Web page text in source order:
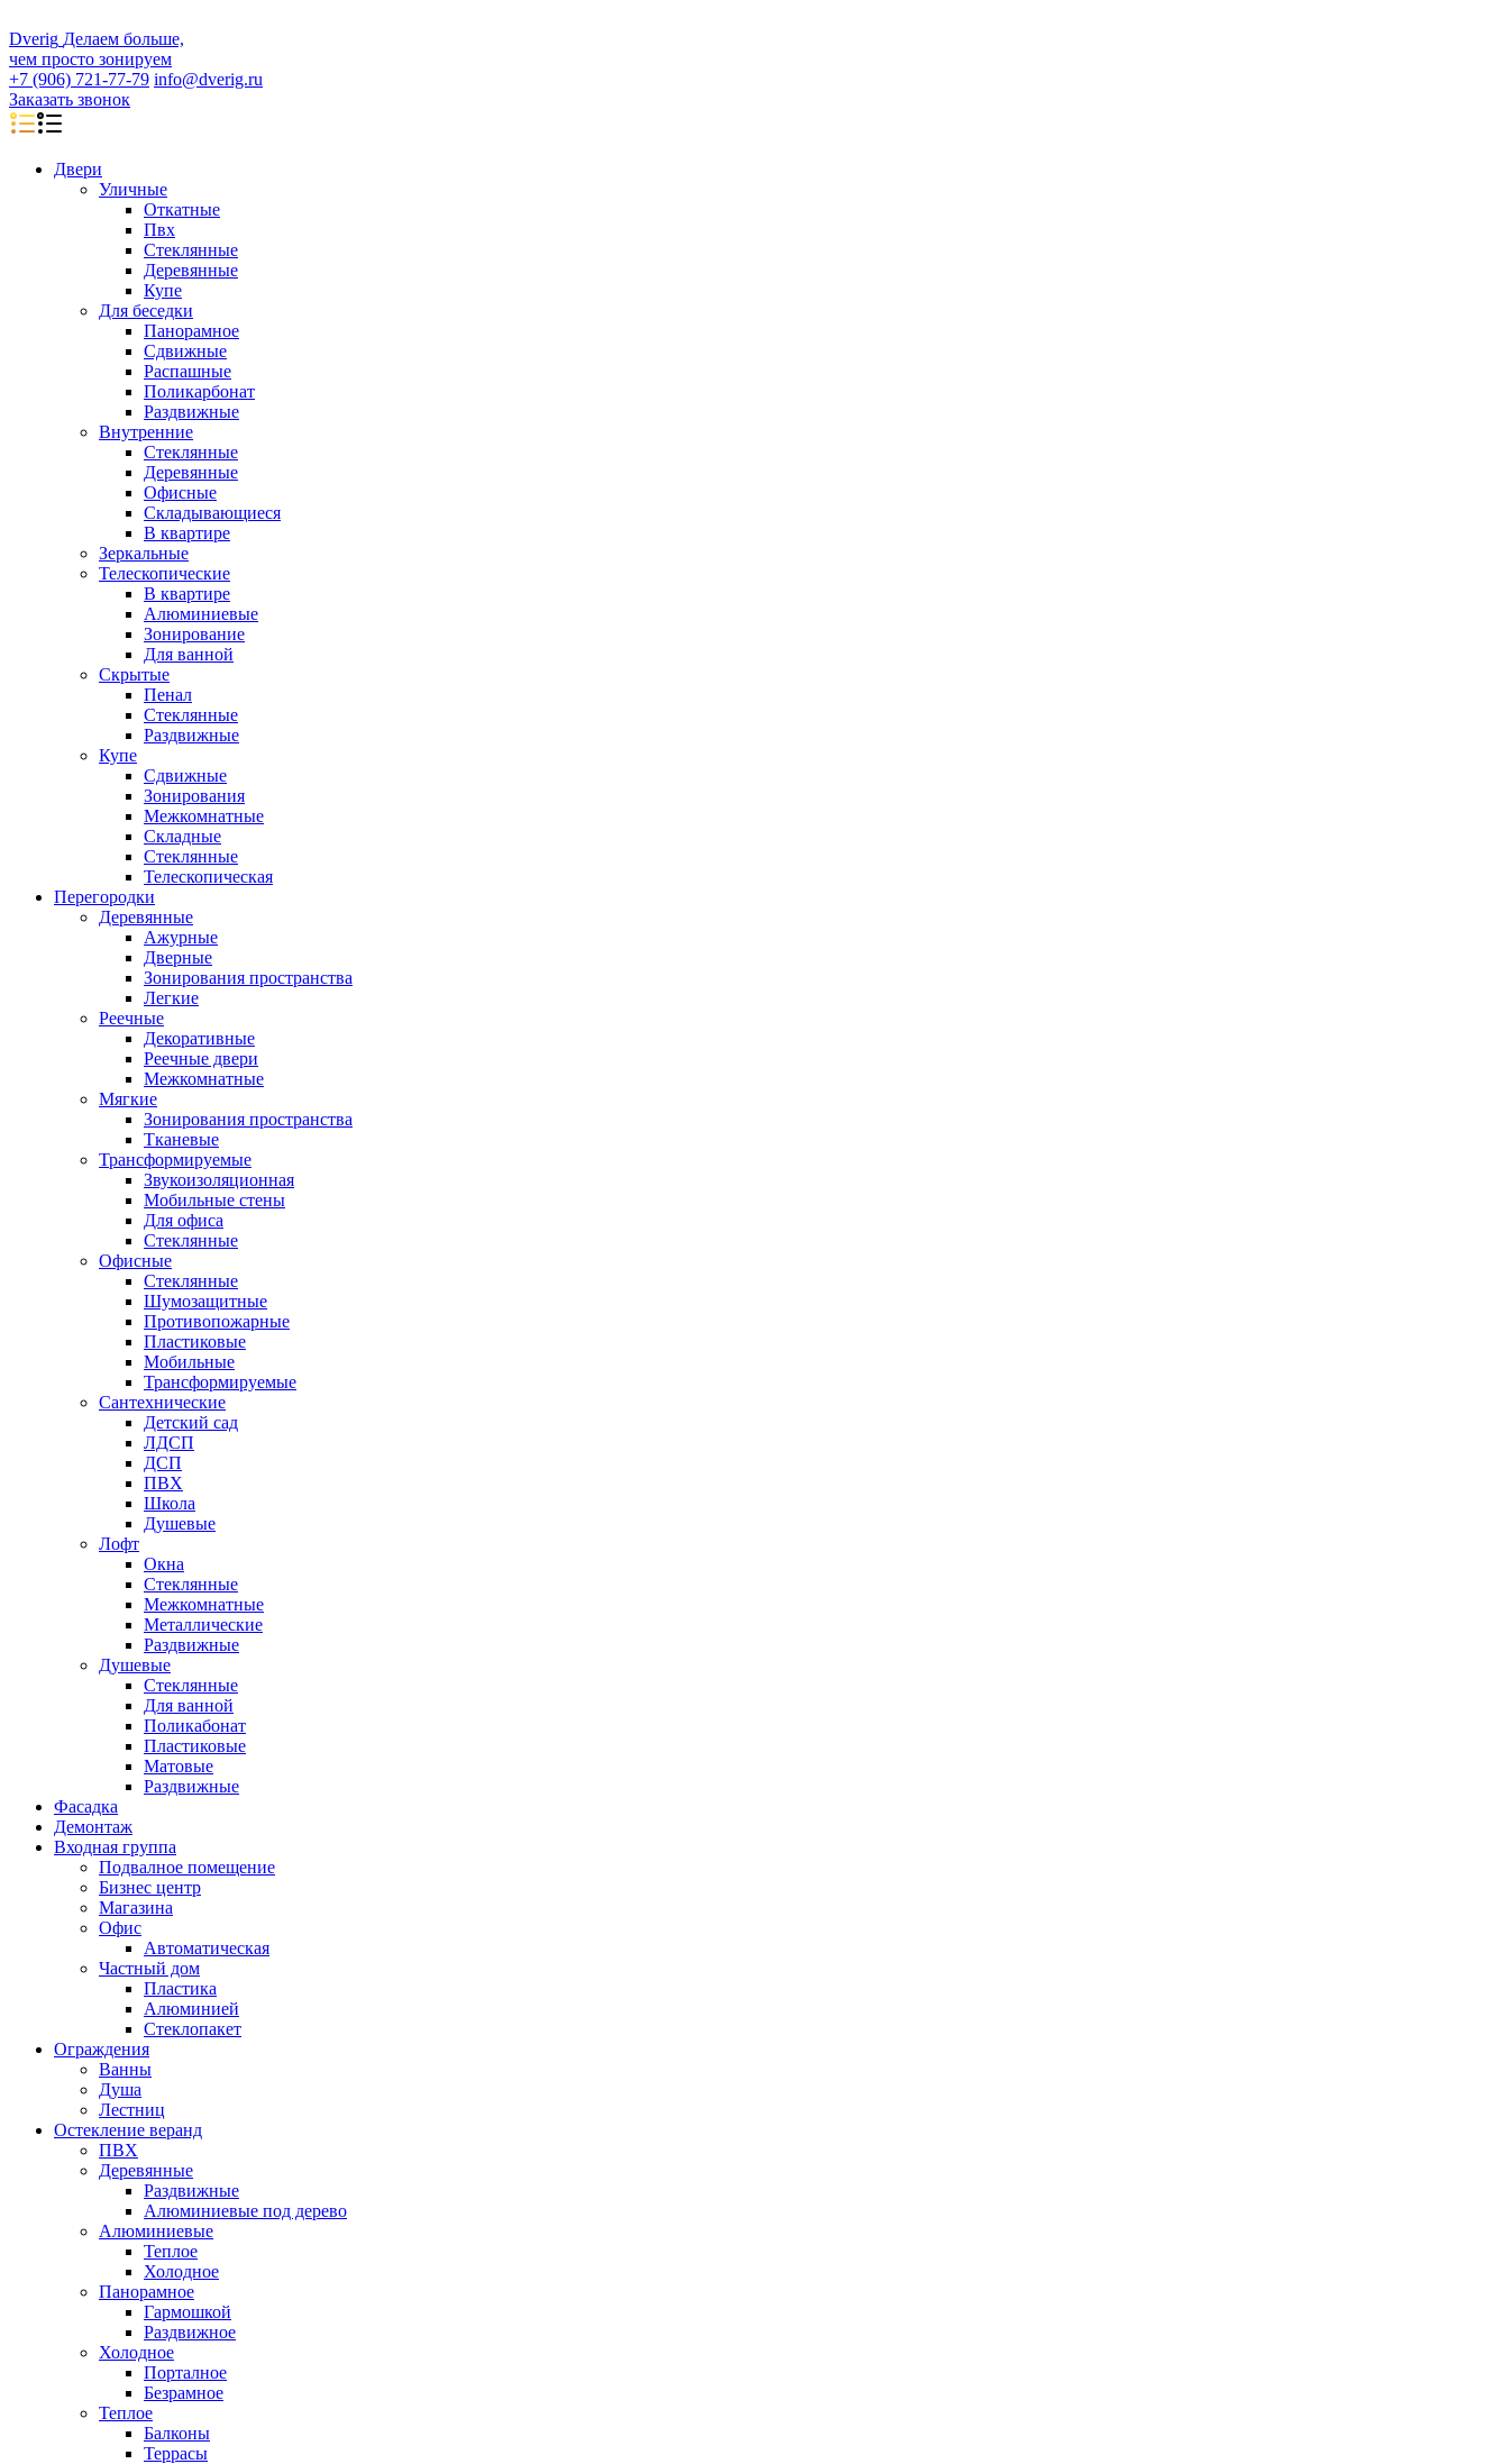
Dverig Делаем больше,
чем просто зонируем
+7 (906) 721-77-79 info@dverig.ru
Заказать звонок
Двери
Уличные
Откатные
Пвх
Стеклянные
Деревянные
Купе
Для беседки
Панорамное
Сдвижные
Распашные
Поликарбонат
Раздвижные
Внутренние
Стеклянные
Деревянные
Офисные
Складывающиеся
В квартире
Зеркальные
Телескопические
В квартире
Алюминиевые
Зонирование
Для ванной
Скрытые
Пенал
Стеклянные
Раздвижные
Купе
Сдвижные
Зонирования
Межкомнатные
Складные
Стеклянные
Телескопическая
Перегородки
Деревянные
Ажурные
Дверные
Зонирования пространства
Легкие
Реечные
Декоративные
Реечные двери
Межкомнатные
Мягкие
Зонирования пространства
Тканевые
Трансформируемые
Звукоизоляционная
Мобильные стены
Для офиса
Стеклянные
Офисные
Стеклянные
Шумозащитные
Противопожарные
Пластиковые
Мобильные
Трансформируемые
Сантехнические
Детский сад
ЛДСП
ДСП
ПВХ
Школа
Душевые
Лофт
Окна
Стеклянные
Межкомнатные
Металлические
Раздвижные
Душевые
Стеклянные
Для ванной
Поликабонат
Пластиковые
Матовые
Раздвижные
Фасадка
Демонтаж
Входная группа
Подвалное помещение
Бизнес центр
Магазина
Офис
Автоматическая
Частный дом
Пластика
Алюминией
Стеклопакет
Ограждения
Ванны
Душа
Лестниц
Остекление веранд
ПВХ
Деревянные
Раздвижные
Алюминиевые под дерево
Алюминиевые
Теплое
Холодное
Панорамное
Гармошкой
Раздвижное
Холодное
Порталное
Безрамное
Теплое
Балконы
Террасы